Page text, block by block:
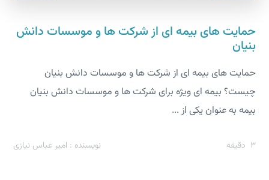
حمایت های بیمه ای از شرکت ها و موسسات دانش
بنیان
حمایت های بیمه ای از شرکت ها و موسسات دانش بنیان
چیست؟ بیمه ای ویژه برای شرکت ها و موسسات دانش بنیان
بیمه به عنوان یکی از ...
3 دقیقه نویسنده : امیر عباس نیازی